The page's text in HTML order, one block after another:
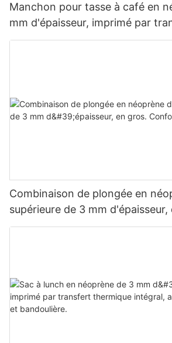
Manchon pour tasse à café en
mm d'épaisseur, imprimé par
thermique.
Combinaison de plongée en
supérieure de 3 mm d'épaisseur,
Confort inégalé.